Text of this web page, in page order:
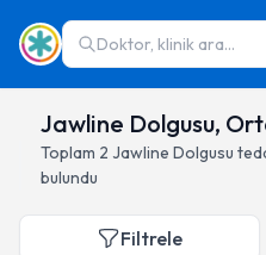
Doktor, klinik ara...
Jawline Dolgusu,
Toplam 2 Jawline Dolgusu
bulundu
Filtrele